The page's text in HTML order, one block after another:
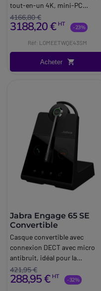
tout-en-un 4K, mini-PC
Lenovo, écran 4K de 43 pouces
et accessoires, dédié aux
4166,80 €
3188,20 € HT -23%
Réf: LOMEETWQE43SM
Acheter
Jabra Engage 65 SE
Convertible
Casque convertible avec
connexion DECT avec micro
antibruit, idéal pour la
communication sans-fil en
milieux exigeants.
421,95 €
288,95 € HT -32%